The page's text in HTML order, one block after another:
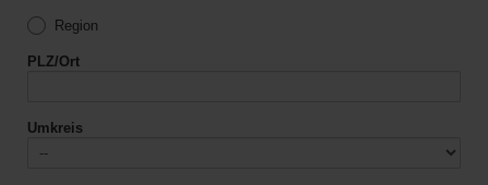
Region
PLZ/Ort
Umkreis